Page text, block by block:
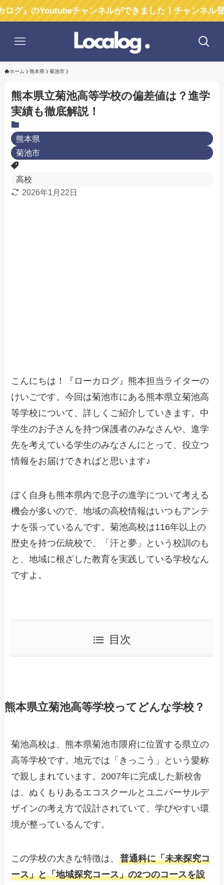
チャンネルができました！チャンネル登録お願い
ホーム 熊本県 菊池市
熊本県立菊池高等学校の偏差値は？進学
実績も徹底解説！
熊本県
菊池市
高校
2026年1月22日
こんにちは！『ローカログ』熊本担当ライターの
けいごです。今回は菊池市にある熊本県立菊池高
等学校について、詳しくご紹介していきます。中
学生のお子さんを持つ保護者のみなさんや、進学
先を考えている学生のみなさんにとって、役立つ
情報をお届けできればと思います♪
ぼく自身も熊本県内で息子の進学について考える
機会が多いので、地域の高校情報はいつもアンテ
ナを張っているんです。菊池高校は116年以上の
歴史を持つ伝統校で、「汗と夢」という校訓のも
と、地域に根ざした教育を実践している学校なん
ですよ。
目次
熊本県立菊池高等学校ってどんな学校？
菊池高校は、熊本県菊池市隈府に位置する県立の
高等学校です。地元では「きっこう」という愛称
で親しまれています。2007年に完成した新校舎
は、ぬくもりあるエコスクールとユニバーサルデ
ザインの考え方で設計されていて、学びやすい環
境が整っているんです。
この学校の大きな特徴は、普通科に「未来探究コ
ース」と「地域探究コース」の2つのコースを設